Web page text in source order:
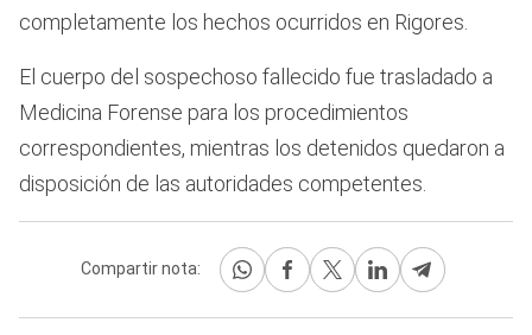
completamente los hechos ocurridos en Rigores.
El cuerpo del sospechoso fallecido fue trasladado a
Medicina Forense para los procedimientos
correspondientes, mientras los detenidos quedaron a
disposición de las autoridades competentes.
Compartir nota: